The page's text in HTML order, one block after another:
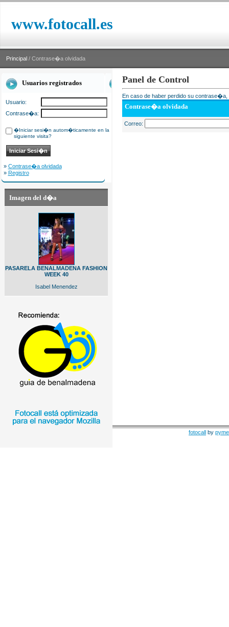
www.fotocall.es
Principal / Contrase�a olvidada
Usuarios registrados
Usuario:
Contrase�a:
�Iniciar sesi�n autom�ticamente en la
siguiente visita?
» Contrase�a olvidada
» Registro
Imagen del d�a
PASARELA BENALMADENA FASHION
WEEK 40
Isabel Menendez
Panel de Control
En caso de haber perdido su
Contrase�a olvidada
Correo:
fotocall by